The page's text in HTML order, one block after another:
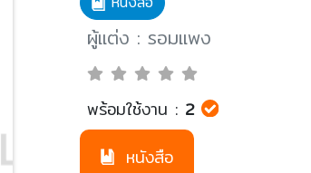
ผู้แต่ง : รอมแพง
พร้อมใช้งาน : 2
หนังสือ